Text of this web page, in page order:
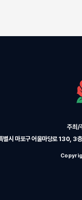
주최/
별시 마포구 어울마당로 130, 3